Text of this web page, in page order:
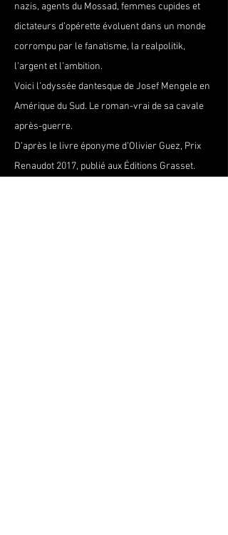
nazis, agents du Mossad, femmes cupides et
dictateurs d’opérette évoluent dans un monde
corrompu par le fanatisme, la realpolitik,
l’argent et l’ambition.
Voici l’odyssée dantesque de Josef Mengele en
Amérique du Sud. Le roman-vrai de sa cavale
après-guerre.
D’après le livre éponyme d’Olivier Guez, Prix
Renaudot 2017, publié aux Éditions Grasset.